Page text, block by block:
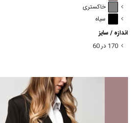
خاکستری
سیاه
اندازه / سایز
170 در 60